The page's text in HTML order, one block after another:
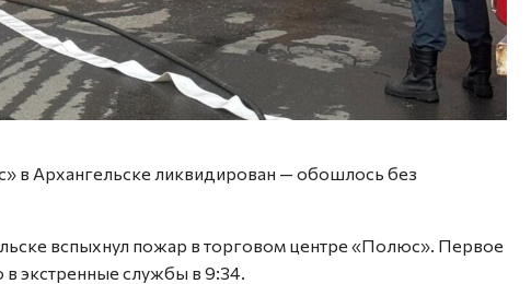
в Архангельске ликвидирован — обошлось без
вспыхнул пожар в торговом центре «Полюс». Первое
экстренные службы в 9:34.